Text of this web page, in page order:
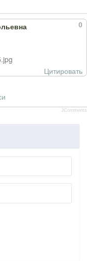
0
Цитировать
JComments